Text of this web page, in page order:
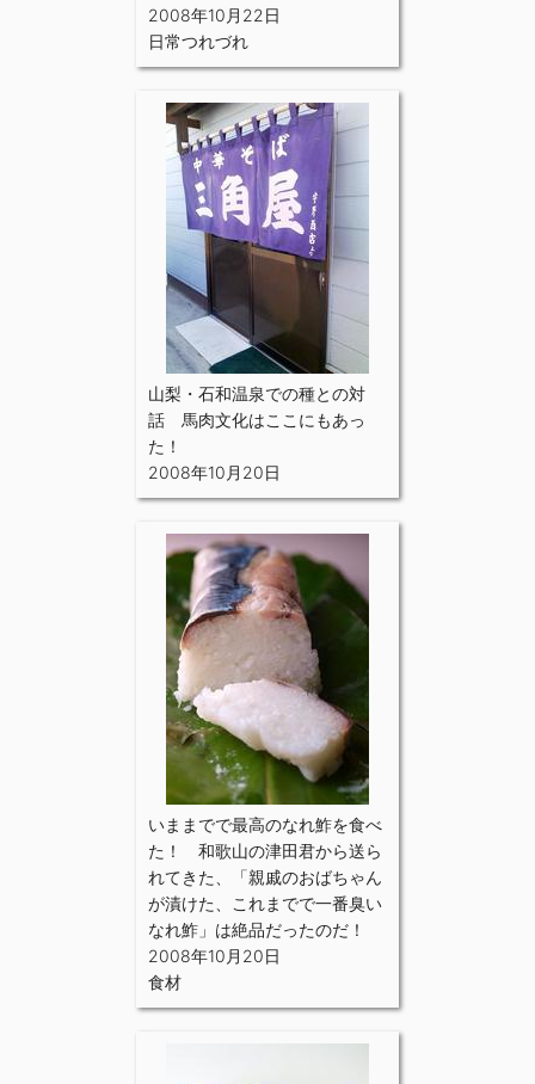
2008年10月22日
日常つれづれ
山梨・石和温泉での種との対
話 馬肉文化はここにもあっ
た！
2008年10月20日
いままでで最高のなれ鮓を食べ
た！ 和歌山の津田君から送ら
れてきた、「親戚のおばちゃん
が漬けた、これまでで一番臭い
なれ鮓」は絶品だったのだ！
2008年10月20日
食材